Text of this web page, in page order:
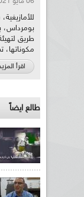
بومرداس،
طريق
مكوناتها،
اقرأ
طالع ايضاً